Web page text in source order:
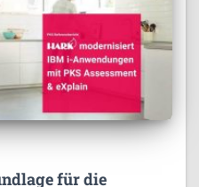
für die